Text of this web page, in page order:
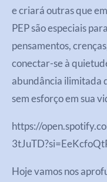
e criará outras que
PEP são especiais
pensamentos,
conectar-se à
abundância ilimitada
sem esforço em sua
https://
Hoje vamos nos